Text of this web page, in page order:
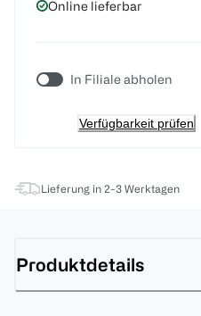
Online lieferbar
In Filiale abholen
Verfügbarkeit prüfen
Lieferung in 2-3 Werktagen
Produktdetails